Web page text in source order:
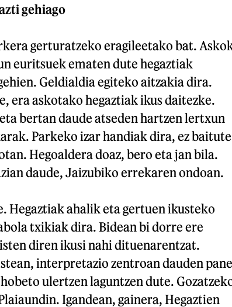
gehiago
gerturatzeko eragileetako bat.
euritsuek ematen dute hegaztiak
Geldialdia egiteko aitzakia dira.
era askotako hegaztiak ikus daitezke.
bertan daude atseden hartzen lertxun
Parkeko izar handiak dira, ez baitute
Hegoaldera doaz, bero eta jan bila.
daude, Jaizubiko errekaren ondoan.
Hegaztiak ahalik eta gertuen ikusteko
txikiak dira. Bidean bi dorre ere
diren ikusi nahi dituenarentzat.
interpretazio zentroan dauden
ulertzen laguntzen dute.
Igandean, gainera, Hegaztien